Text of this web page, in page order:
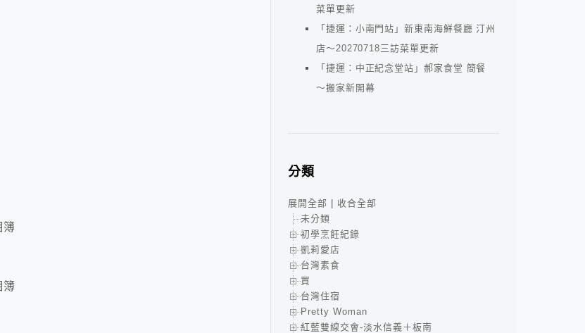
菜單更新
「捷運：小南門站」新東南海鮮餐廳 汀州
店～20270718三訪菜單更新
「捷運：中正紀念堂站」郝家食堂 簡餐
～搬家新開幕
分類
展開全部
收合全部
未分類
初學烹飪紀錄
凱莉愛店
台灣素食
買
台灣住宿
Pretty Woman
紅藍雙線交會-淡水信義＋板南